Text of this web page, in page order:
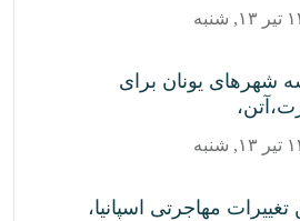
شهرهای یونان برای
مهاجرتی اسپانیا،